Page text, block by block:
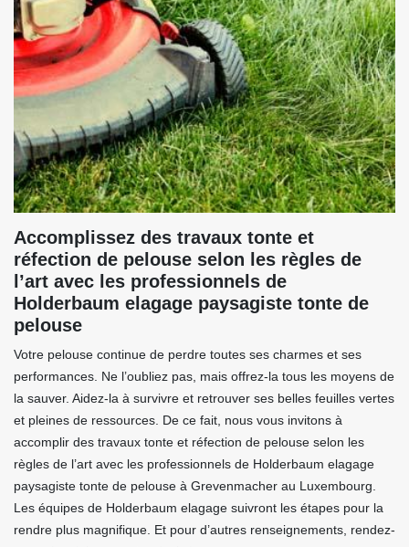
Accomplissez des travaux tonte et
réfection de pelouse selon les règles de
l’art avec les professionnels de
Holderbaum elagage paysagiste tonte de
pelouse
Votre pelouse continue de perdre toutes ses charmes et ses
performances. Ne l’oubliez pas, mais offrez-la tous les moyens de
la sauver. Aidez-la à survivre et retrouver ses belles feuilles vertes
et pleines de ressources. De ce fait, nous vous invitons à
accomplir des travaux tonte et réfection de pelouse selon les
règles de l’art avec les professionnels de Holderbaum elagage
paysagiste tonte de pelouse à Grevenmacher au Luxembourg.
Les équipes de Holderbaum elagage suivront les étapes pour la
rendre plus magnifique. Et pour d’autres renseignements, rendez-